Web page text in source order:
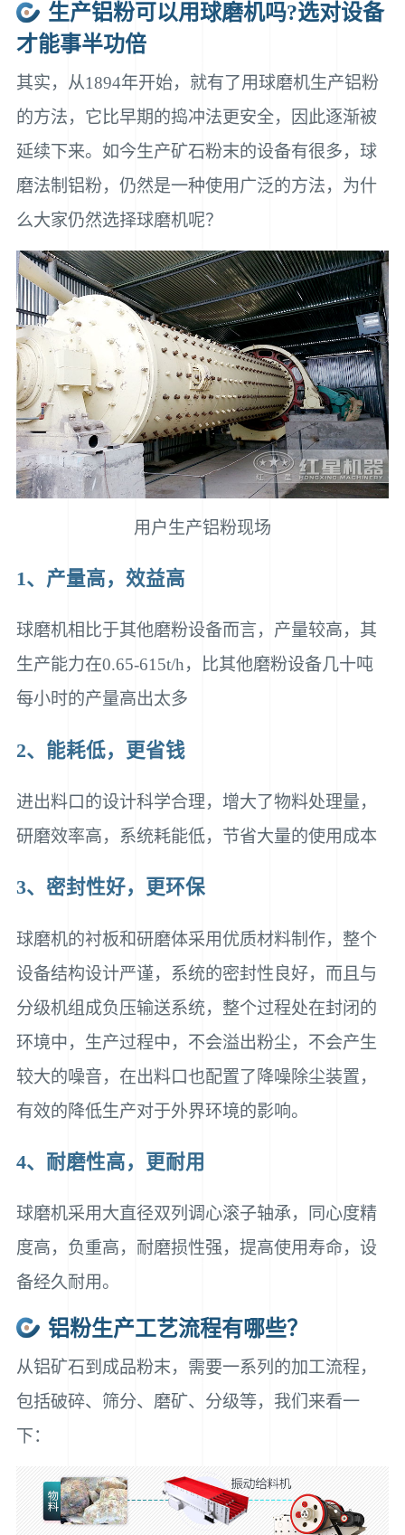
生产铝粉可以用球磨机吗?选对设备
才能事半功倍
其实，从1894年开始，就有了用球磨机生产铝粉
的方法，它比早期的捣冲法更安全，因此逐渐被
延续下来。如今生产矿石粉末的设备有很多，球
磨法制铝粉，仍然是一种使用广泛的方法，为什
么大家仍然选择球磨机呢？
用户生产铝粉现场
1、产量高，效益高
球磨机相比于其他磨粉设备而言，产量较高，其
生产能力在0.65-615t/h，比其他磨粉设备几十吨
每小时的产量高出太多
2、能耗低，更省钱
进出料口的设计科学合理，增大了物料处理量，
研磨效率高，系统耗能低，节省大量的使用成本
3、密封性好，更环保
球磨机的衬板和研磨体采用优质材料制作，整个
设备结构设计严谨，系统的密封性良好，而且与
分级机组成负压输送系统，整个过程处在封闭的
环境中，生产过程中，不会溢出粉尘，不会产生
较大的噪音，在出料口也配置了降噪除尘装置，
有效的降低生产对于外界环境的影响。
4、耐磨性高，更耐用
球磨机采用大直径双列调心滚子轴承，同心度精
度高，负重高，耐磨损性强，提高使用寿命，设
备经久耐用。
铝粉生产工艺流程有哪些？
从铝矿石到成品粉末，需要一系列的加工流程，
包括破碎、筛分、磨矿、分级等，我们来看一
下：